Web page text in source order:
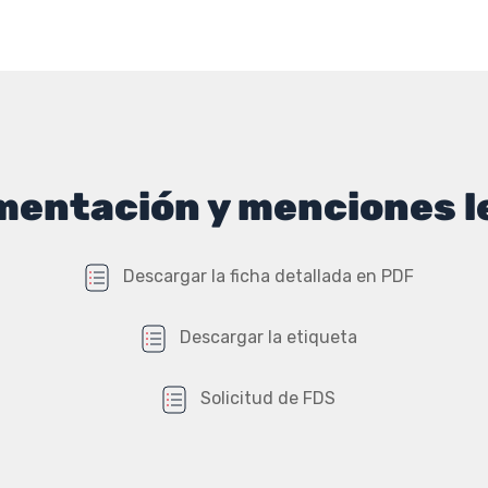
y menciones
Descargar la ficha detallada en PDF
Descargar la etiqueta
Solicitud de FDS